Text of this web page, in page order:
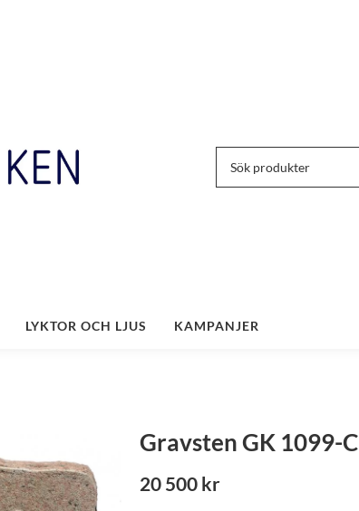
LYKTOR OCH LJUS KAMPANJER
Gravsten GK 1099-C
20 500 kr